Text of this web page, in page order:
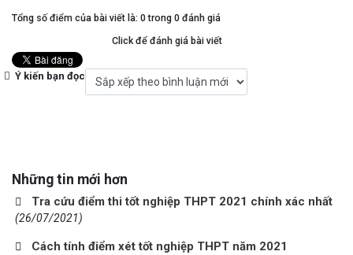
Tổng số điểm của bài viết là: 0 trong 0 đánh giá
Click để đánh giá bài viết
Ý kiến bạn đọc
Những tin mới hơn
Tra cứu điểm thi tốt nghiệp THPT 2021 chính xác nhất
(26/07/2021)
Cách tính điểm xét tốt nghiệp THPT năm 2021